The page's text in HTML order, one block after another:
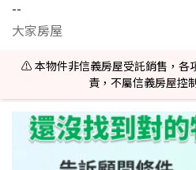
--
大家房屋
⚠️ 本物件非信義房屋受託銷售，各
責，不屬信義房屋控